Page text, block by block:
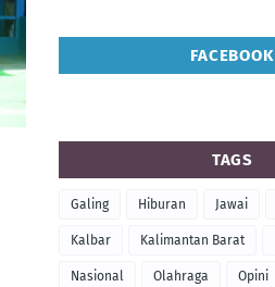
FACEBOOK
TAGS
Galing Hiburan Jawai
Kalbar Kalimantan Barat
Nasional Olahraga Opini